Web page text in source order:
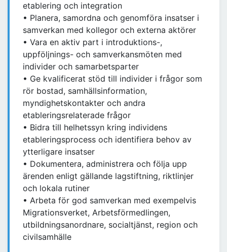
etablering och integration
• Planera, samordna och genomföra insatser i
samverkan med kollegor och externa aktörer
• Vara en aktiv part i introduktions-,
uppföljnings- och samverkansmöten med
individer och samarbetsparter
• Ge kvalificerat stöd till individer i frågor som
rör bostad, samhällsinformation,
myndighetskontakter och andra
etableringsrelaterade frågor
• Bidra till helhetssyn kring individens
etableringsprocess och identifiera behov av
ytterligare insatser
• Dokumentera, administrera och följa upp
ärenden enligt gällande lagstiftning, riktlinjer
och lokala rutiner
• Arbeta för god samverkan med exempelvis
Migrationsverket, Arbetsförmedlingen,
utbildningsanordnare, socialtjänst, region och
civilsamhälle